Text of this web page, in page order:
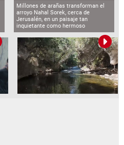
Millones de arañas transforman el
arroyo Nahal Sorek, cerca de
Jerusalén, en un paisaje tan
inquietante como hermoso